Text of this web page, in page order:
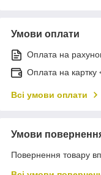
Умови оплати
Оплата на
Оплата на картку
Всі умови оплати
Умови
Повернення товару